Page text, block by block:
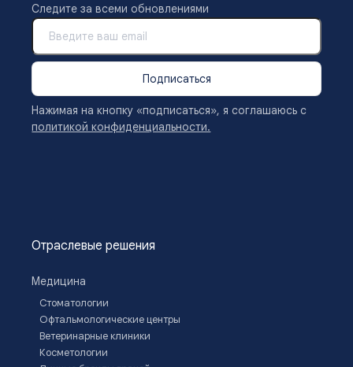
Следите за всеми обновлениями
Подписаться
Нажимая на кнопку «подписаться», я соглашаюсь с
политикой конфиденциальности.
Отраслевые решения
Медицина
Стоматологии
Офтальмологические центры
Ветеринарные клиники
Косметологии